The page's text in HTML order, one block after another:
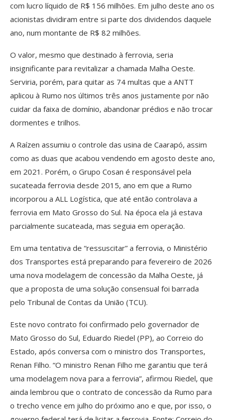
com lucro líquido de R$ 156 milhões. Em julho deste ano os
acionistas dividiram entre si parte dos dividendos daquele
ano, num montante de R$ 82 milhões.
O valor, mesmo que destinado à ferrovia, seria
insignificante para revitalizar a chamada Malha Oeste.
Serviria, porém, para quitar as 74 multas que a ANTT
aplicou à Rumo nos últimos três anos justamente por não
cuidar da faixa de domínio, abandonar prédios e não trocar
dormentes e trilhos.
A Raízen assumiu o controle das usina de Caarapó, assim
como as duas que acabou vendendo em agosto deste ano,
em 2021. Porém, o Grupo Cosan é responsável pela
sucateada ferrovia desde 2015, ano em que a Rumo
incorporou a ALL Logística, que até então controlava a
ferrovia em Mato Grosso do Sul. Na época ela já estava
parcialmente sucateada, mas seguia em operação.
Em uma tentativa de “ressuscitar” a ferrovia, o Ministério
dos Transportes está preparando para fevereiro de 2026
uma nova modelagem de concessão da Malha Oeste, já
que a proposta de uma solução consensual foi barrada
pelo Tribunal de Contas da União (TCU).
Este novo contrato foi confirmado pelo governador de
Mato Grosso do Sul, Eduardo Riedel (PP), ao Correio do
Estado, após conversa com o ministro dos Transportes,
Renan Filho. “O ministro Renan Filho me garantiu que terá
uma modelagem nova para a ferrovia”, afirmou Riedel, que
ainda lembrou que o contrato de concessão da Rumo para
o trecho vence em julho do próximo ano e que, por isso, o